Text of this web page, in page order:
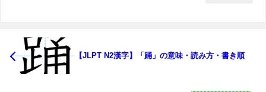
【JLPT N2漢字】「踊」の意味・読み方・書き順